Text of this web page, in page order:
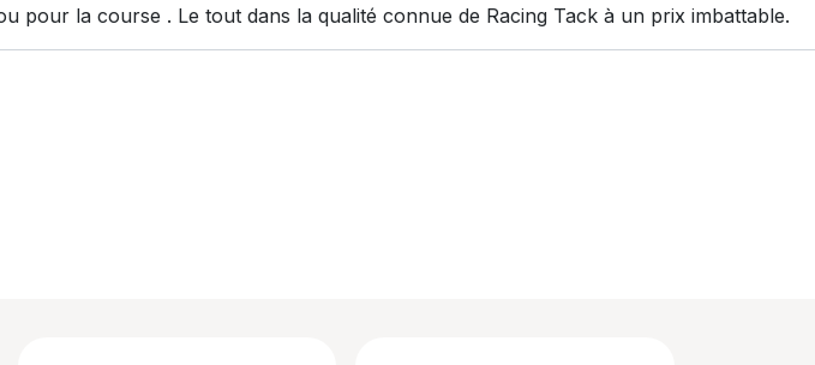
pour la course . Le tout dans la qualité connue de Racing Tack à un prix imbattable.